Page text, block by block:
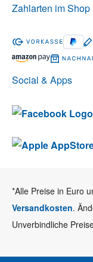
Social & Apps
Zahlarten im Shop
*Alle Preise in Euro
Versandkosten.
Unverbindliche